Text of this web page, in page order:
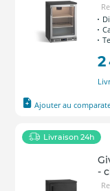
2
Ajouter au
Livraison 24h
-